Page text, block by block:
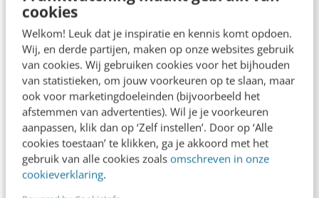
cookies
Welkom! Leuk dat je inspiratie en kennis komt opdoen.
Wij, en derde partijen, maken op onze websites gebruik
van cookies. Wij gebruiken cookies voor het bijhouden
van statistieken, om jouw voorkeuren op te slaan, maar
ook voor marketingdoeleinden (bijvoorbeeld het
afstemmen van advertenties). Wil je je voorkeuren
aanpassen, klik dan op ‘Zelf instellen’. Door op ‘Alle
cookies toestaan’ te klikken, ga je akkoord met het
gebruik van alle cookies zoals omschreven in onze
cookieverklaring.
Contact Redactie
redactie@frankwatching.com
+31 30 200 1045
Tarieven
Meer contactopties
Frankwatching